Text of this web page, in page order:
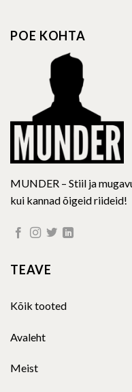
may
chosen
on
the
product
page
POE KOHTA
MUNDER – Stiil ja
kui kannad õigeid riideid!
TEAVE
Kõik tooted
Avaleht
Meist